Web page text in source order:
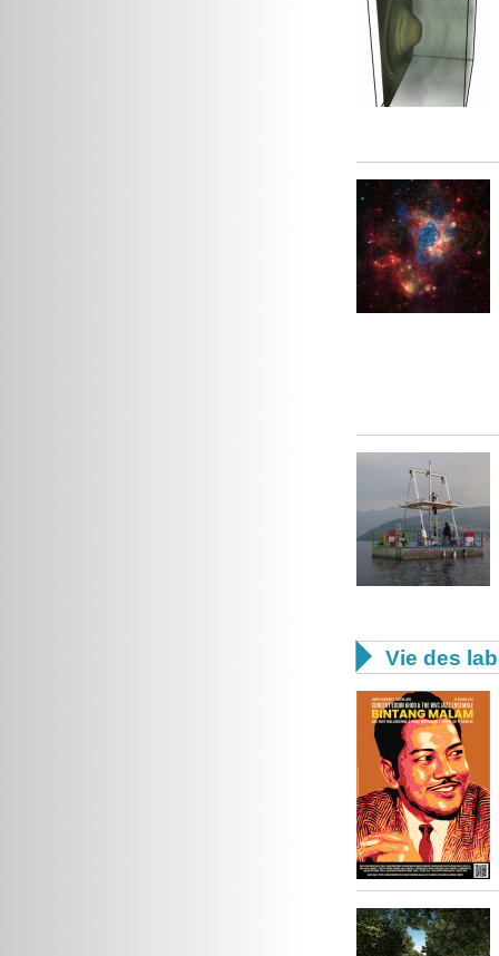
 Vie des